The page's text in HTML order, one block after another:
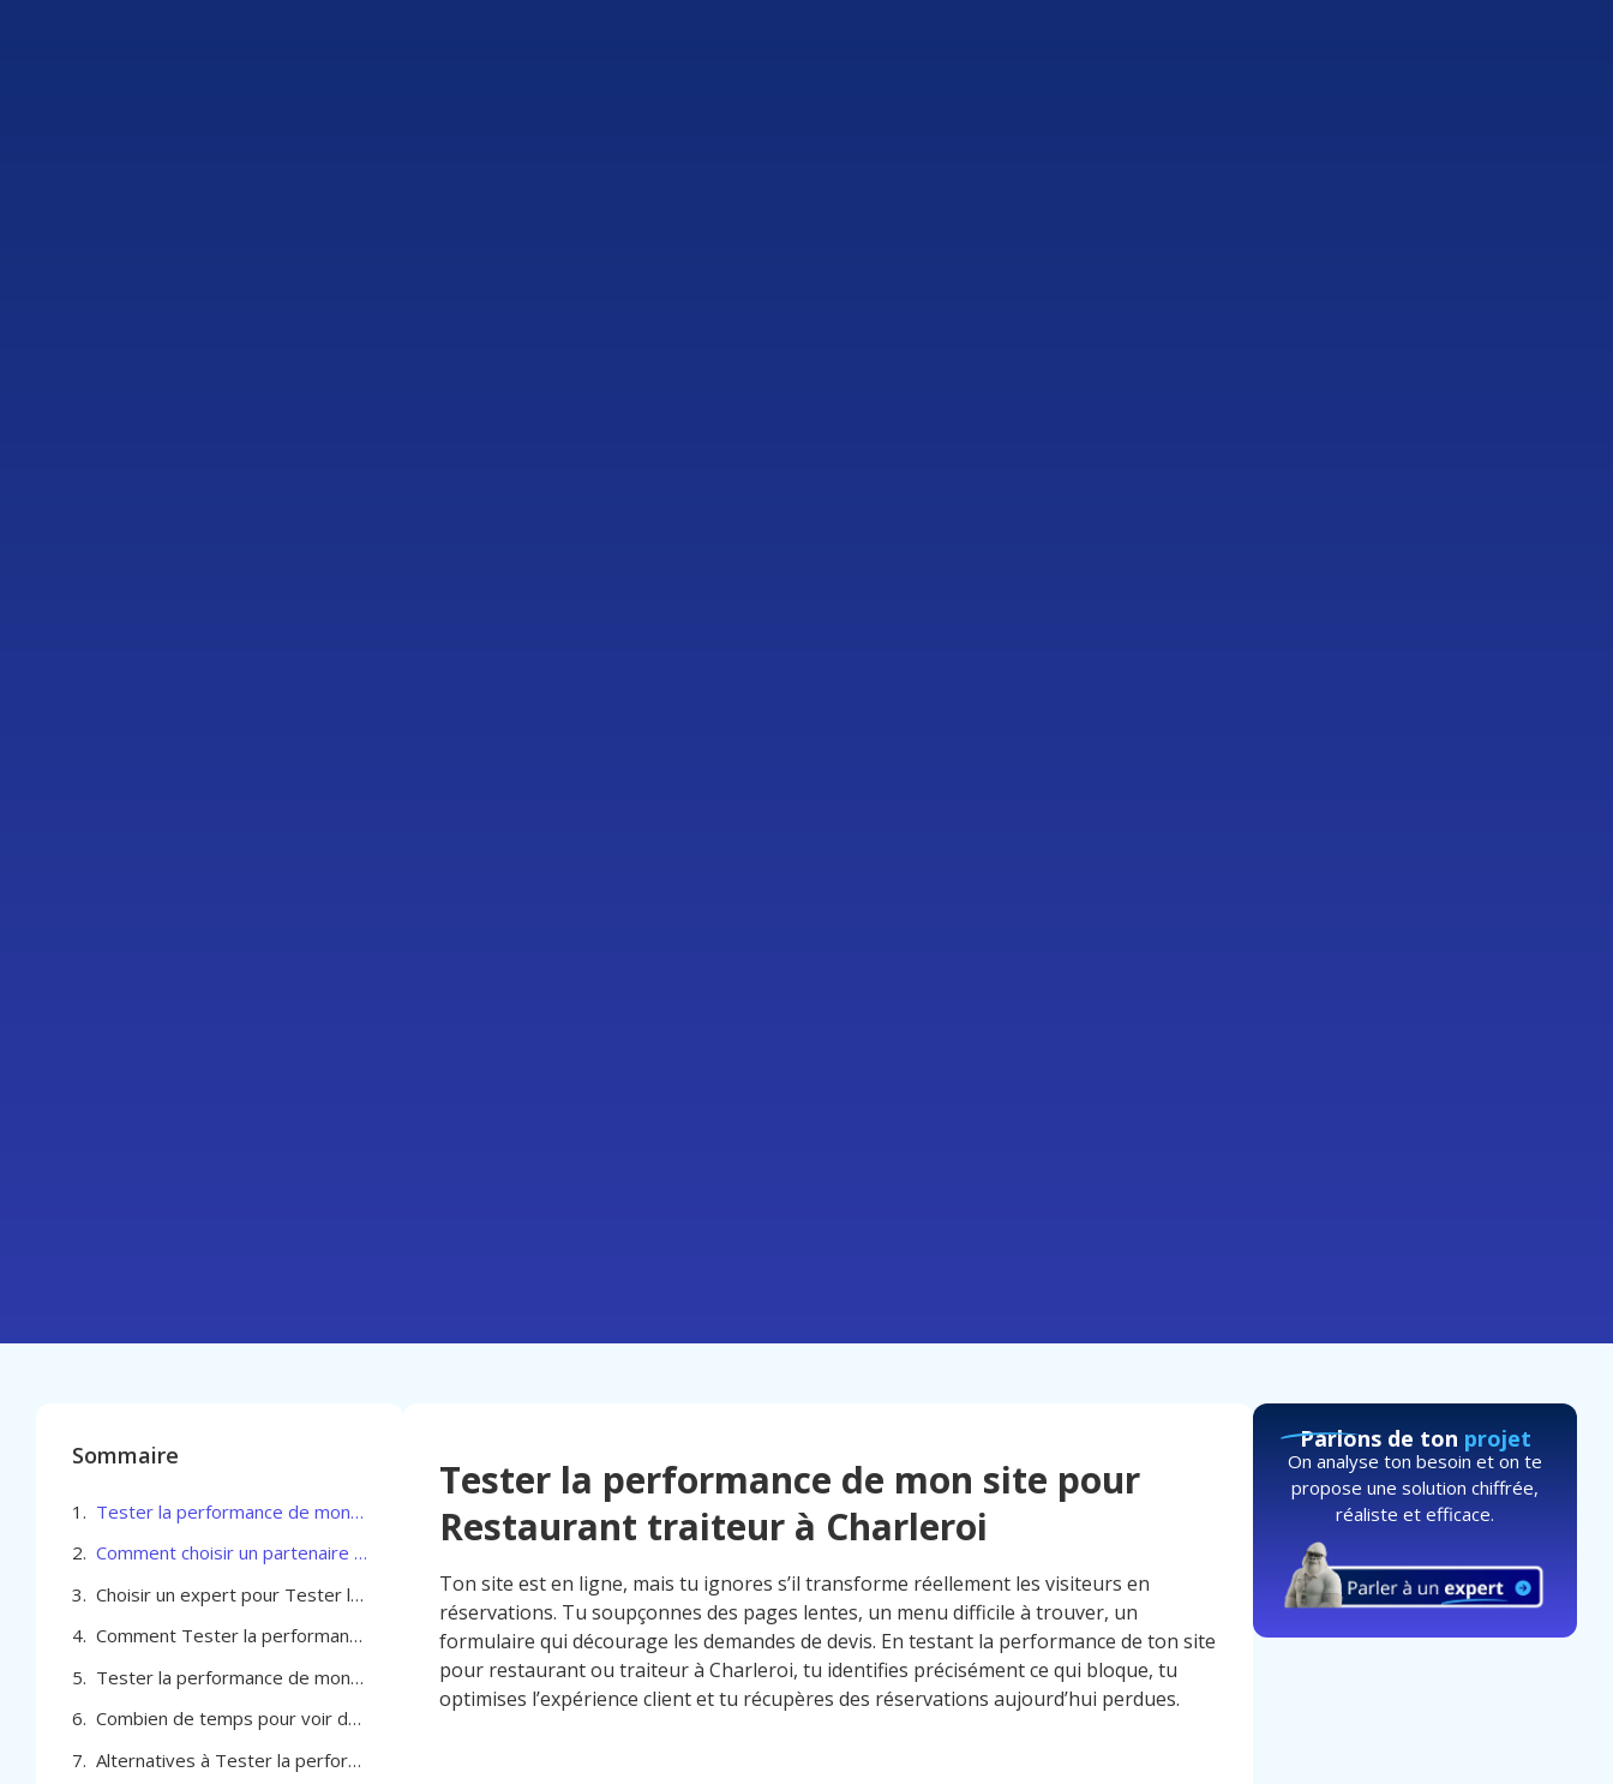
Sommaire
Tester la performance de mon site pour Restaurant traiteur à Charleroi
Comment choisir un partenaire pour Tester la performance de mon site pour Restaurant / traiteur à Charleroi
Choisir un expert pour Tester la performance de mon site pour Restaurant / traiteur à Charleroi
Comment Tester la performance de mon site pour Restaurant / traiteur à Charleroi
Tester la performance de mon site pour Restaurant / traiteur à Charleroi
Combien de temps pour voir des résultats avec le test de performance de ton site
Alternatives à Tester la performance de mon site pour Restaurant / traiteur à Charleroi
Tester la performance de mon site pour
Restaurant traiteur à Charleroi
Ton site est en ligne, mais tu ignores s’il transforme réellement les visiteurs en
réservations. Tu soupçonnes des pages lentes, un menu difficile à trouver, un
formulaire qui décourage les demandes de devis. En testant la performance de ton site
pour restaurant ou traiteur à Charleroi, tu identifies précisément ce qui bloque, tu
optimises l’expérience client et tu récupères des réservations aujourd’hui perdues.
Parlons de ton projet
On analyse ton besoin et on te
propose une solution chiffrée,
réaliste et efficace.